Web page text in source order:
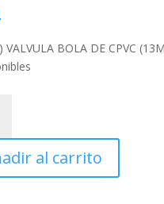
VALVULA BOLA DE CPVC
al carrito